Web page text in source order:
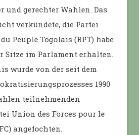
gerechter Wahlen. Das
verkündete, die Partei
Peuple Togolais (RPT) habe
Sitze im Parlament erhalten.
wurde von der seit dem
1990
teilnehmenden
Union des Forces pour le
angefochten.